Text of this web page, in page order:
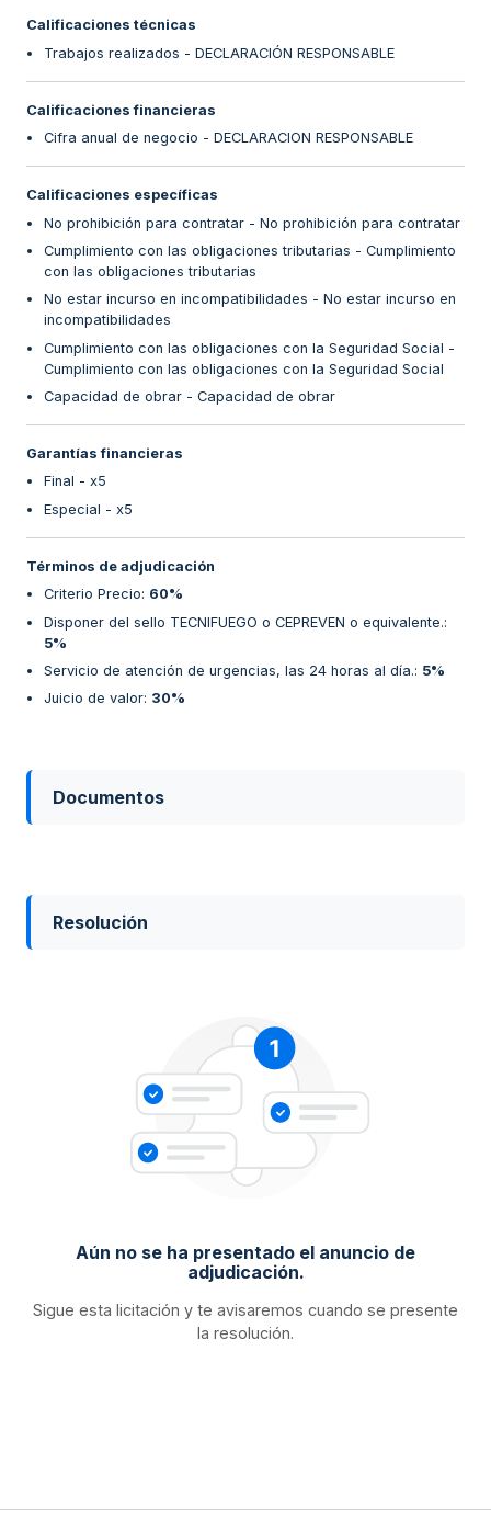
Calificaciones técnicas
Trabajos realizados - DECLARACIÓN RESPONSABLE
Calificaciones financieras
Cifra anual de negocio - DECLARACION RESPONSABLE
Calificaciones específicas
No prohibición para contratar - No prohibición para contratar
Cumplimiento con las obligaciones tributarias - Cumplimiento
con las obligaciones tributarias
No estar incurso en incompatibilidades - No estar incurso en
incompatibilidades
Cumplimiento con las obligaciones con la Seguridad Social -
Cumplimiento con las obligaciones con la Seguridad Social
Capacidad de obrar - Capacidad de obrar
Garantías financieras
Final - x5
Especial - x5
Términos de adjudicación
Criterio Precio: 60%
Disponer del sello TECNIFUEGO o CEPREVEN o equivalente.:
5%
Servicio de atención de urgencias, las 24 horas al día.: 5%
Juicio de valor: 30%
Documentos
Resolución
Aún no se ha presentado el anuncio de
adjudicación.
Sigue esta licitación y te avisaremos cuando se presente
la resolución.